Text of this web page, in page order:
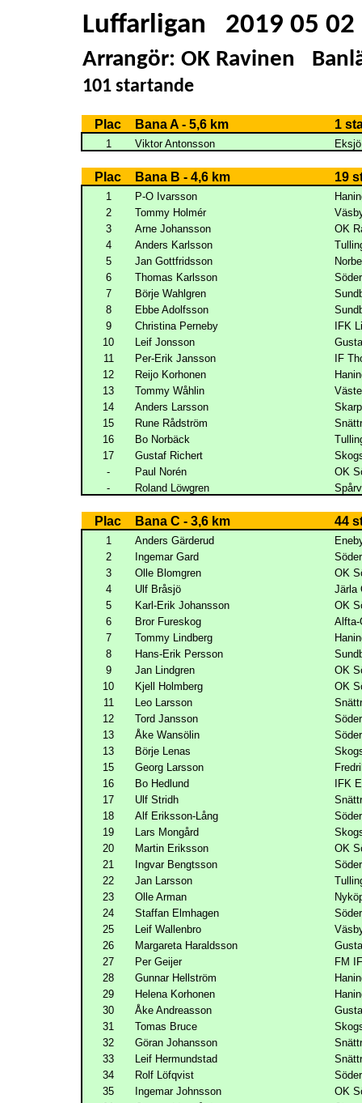
Luffarligan 2019 05 02
Arrangör: OK Ravinen
101 startande
Plac Bana A - 5,6 km 1
1 Viktor Antonsson
Plac Bana B - 4,6 km 19
1 P-O Ivarsson
2
Tommy Holmér
3
Arne Johansson
OK
4
Anders Karlsson
5
Jan Gottfridsson
6
Thomas Karlsson
7
Börje Wahlgren
8
Ebbe Adolfsson
9
Christina Perneby
IFK
10
Leif Jonsson
11
Per-Erik Jansson
IF
12
Reijo Korhonen
13
Tommy Wåhlin
14
Anders Larsson
15
Rune Rådström
16
Bo Norbäck
17
Gustaf Richert
-
Paul Norén
OK
-
Roland Löwgren
Plac Bana C - 3,6 km 44
1 Anders Gärderud
2
Ingemar Gard
3
Olle Blomgren
OK
4
Ulf Bråsjö
Järla
5
Karl-Erik Johansson
OK
6
Bror Fureskog
Alfta-
7
Tommy Lindberg
8
Hans-Erik Persson
9
Jan Lindgren
OK
10
Kjell Holmberg
OK
11
Leo Larsson
12
Tord Jansson
13
Åke Wansölin
13
Börje Lenas
15
Georg Larsson
16
Bo Hedlund
IFK
17
Ulf Stridh
18
Alf Eriksson-Lång
19
Lars Mongård
20
Martin Eriksson
OK
21
Ingvar Bengtsson
22
Jan Larsson
23
Olle Arman
24
Staffan Elmhagen
25
Leif Wallenbro
26
Margareta Haraldsson
27
Per Geijer
FM IF
28
Gunnar Hellström
29
Helena Korhonen
30
Åke Andreasson
31
Tomas Bruce
32
Göran Johansson
33
Leif Hermundstad
34
Rolf Löfqvist
35
Ingemar Johnsson
OK